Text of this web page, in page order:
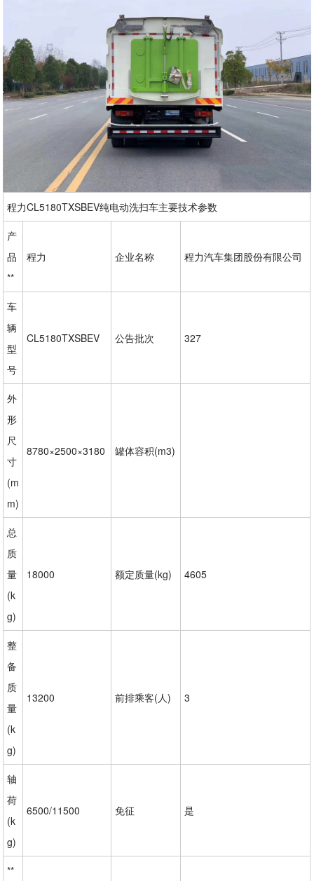
程力CL5180TXSBEV纯电动洗扫车主要技术参数
产
品
**
程力 企业名称 程力汽车集团股份有限公司
车
辆
型
号
CL5180TXSBEV 公告批次 327
外
形
尺
寸
(m
m)
8780×2500×3180 罐体容积(m3)
总
质
量
(k
g)
18000 额定质量(kg) 4605
整
备
质
量
(k
g)
13200 前排乘客(人) 3
轴
荷
(k
g)
6500/11500 免征 是
**